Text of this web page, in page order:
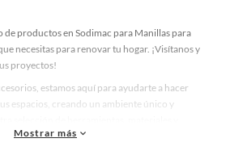
de productos en Sodimac para Manillas para
necesitas para renovar tu hogar. ¡Visítanos y
proyectos!
estamos aquí para ayudarte a hacer
espacios, creando un ambiente único y
a crear un espacio más tú.
Mostrar más